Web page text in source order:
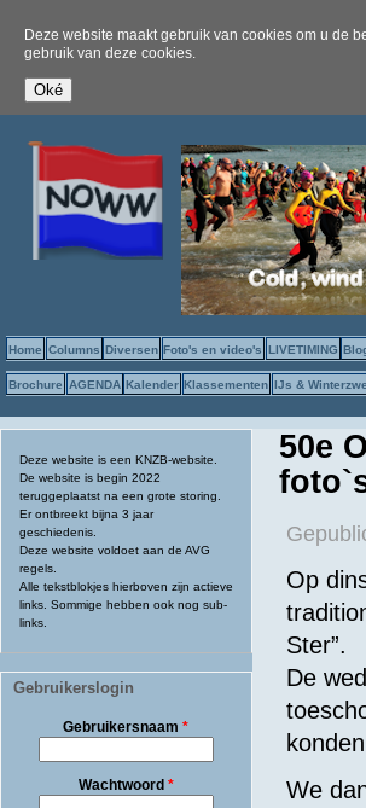
Deze website maakt gebruik van cookies om u de
gebruik van deze cookies.
Home Columns Diversen Foto's en video's LIVETIMING
Brochure AGENDA Kalender Klassementen IJs &
Deze website is een KNZB-website.
De website is begin 2022
teruggeplaatst na een grote storing.
Er ontbreekt bijna 3 jaar
geschiedenis.
Deze website voldoet aan de AVG
regels.
Alle tekstblokjes hierboven zijn actieve
links. Sommige hebben ook nog sub-
links.
Gebruikerslogin
Gebruikersnaam*
Wachtwoord *
50e
Op
Ster”.
De
We